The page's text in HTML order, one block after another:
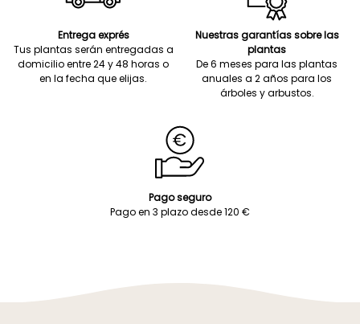
Entrega exprés
Tus plantas serán entregadas a
domicilio entre 24 y 48 horas o
en la fecha que elijas.
Nuestras garantías sobre las
plantas
De 6 meses para las plantas
anuales a 2 años para los
árboles y arbustos.
Pago seguro
Pago en 3 plazo desde 120 €